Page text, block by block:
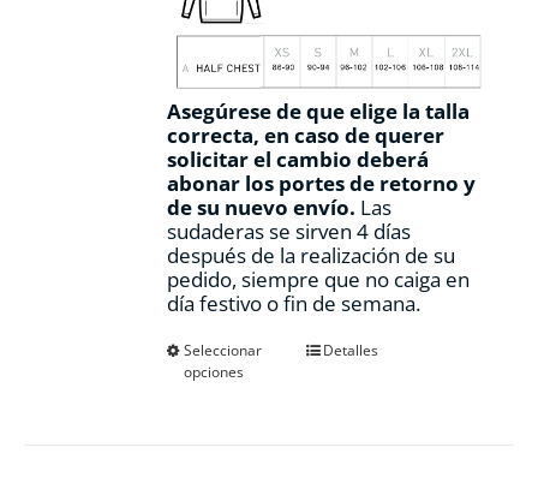
Asegúrese de que elige la talla
correcta, en caso de querer
solicitar el cambio deberá
abonar los portes de retorno y
de su nuevo envío. Las
sudaderas se sirven 4 días
después de la realización de su
pedido, siempre que no caiga en
día festivo o fin de semana.
Seleccionar
opciones
EsteDetalles